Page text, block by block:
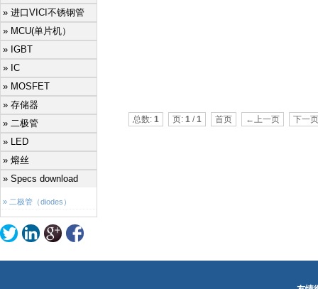
» 进口VICI不锈钢管
» MCU(单片机）
» IGBT
» IC
» MOSFET
» 存储器
» 二极管
» LED
» 熔丝
» Specs download
» 二极管（diodes）
总数: 1 页: 1 /1 首页 ←上一页 下一